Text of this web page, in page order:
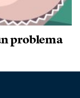
problema